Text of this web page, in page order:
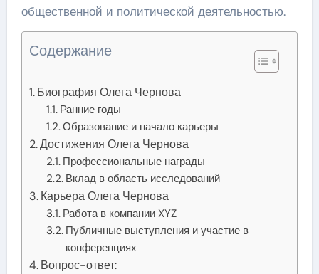
общественной и политической деятельностью.
Содержание
Биография Олега Чернова
Ранние годы
Образование и начало карьеры
Достижения Олега Чернова
Профессиональные награды
Вклад в область исследований
Карьера Олега Чернова
Работа в компании XYZ
Публичные выступления и участие в
конференциях
Вопрос-ответ: